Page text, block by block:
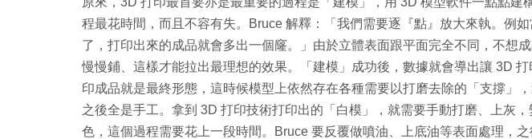
程最花時間，而且不容有失。Bruce 解釋：「我們需要逐『點』放大來執。例
了，打印出來的成品就會多出一個窿。」由於立體表面跟平面完全不同，不想
慢慢鋪、這樣才能拉出最理想的效果。「建模」成功後，數據就會導出讓 3D
印成品就是最終形態，這時候模型上依然存在各種需要以打磨去除的「支撐」
之後全是手工。拿到 3D 打印技術打印出的「白模」，就需要手動打磨、上灰
色，這個過程需要花上一段時間。Bruce 要反覆做噴油、上底油等表面處理，